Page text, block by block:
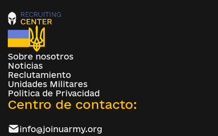
Sobre nosotros
Noticias
Reclutamiento
Unidades Militares
Politica de Privacidad
Centro de contacto:
info@joinuarmy.org